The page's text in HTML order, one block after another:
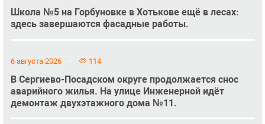
Школа №5 на Горбуновке в Хотькове ещё в лесах:
здесь завершаются фасадные работы.
6 августа 2026 114
В Сергиево-Посадском округе продолжается снос
аварийного жилья. На улице Инженерной идёт
демонтаж двухэтажного дома №11.